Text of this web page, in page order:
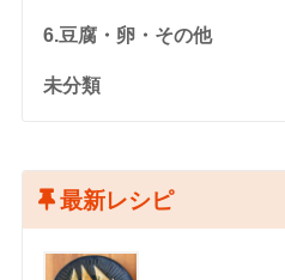
6.豆腐・卵・その他
未分類
最新レシピ